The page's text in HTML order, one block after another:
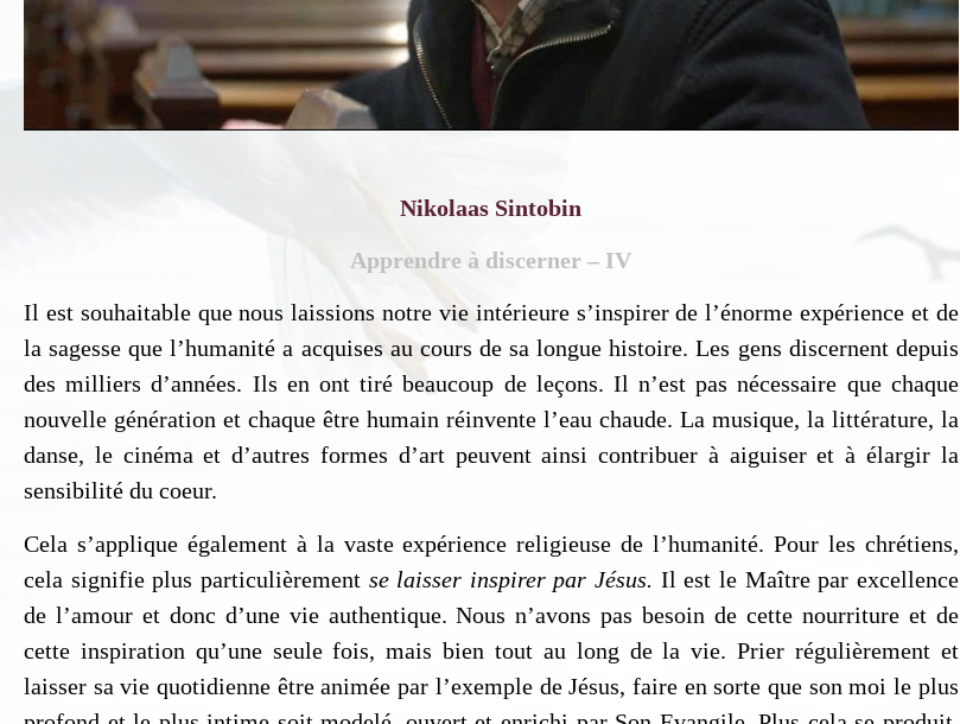
Nikolaas Sintobin
Apprendre à discerner – IV
Il est souhaitable que nous laissions notre vie intérieure s’inspirer de l’énorme expérience et de
la sagesse que l’humanité a acquises au cours de sa longue histoire. Les gens discernent depuis
des milliers d’années. Ils en ont tiré beaucoup de leçons. Il n’est pas nécessaire que chaque
nouvelle génération et chaque être humain réinvente l’eau chaude. La musique, la littérature, la
danse, le cinéma et d’autres formes d’art peuvent ainsi contribuer à aiguiser et à élargir la
sensibilité du coeur.
Cela s’applique également à la vaste expérience religieuse de l’humanité. Pour les chrétiens,
cela signifie plus particulièrement se laisser inspirer par Jésus. Il est le Maître par excellence
de l’amour et donc d’une vie authentique. Nous n’avons pas besoin de cette nourriture et de
cette inspiration qu’une seule fois, mais bien tout au long de la vie. Prier régulièrement et
laisser sa vie quotidienne être animée par l’exemple de Jésus, faire en sorte que son moi le plus
Inscription News Letter
S'inscrire
Se désinscrire